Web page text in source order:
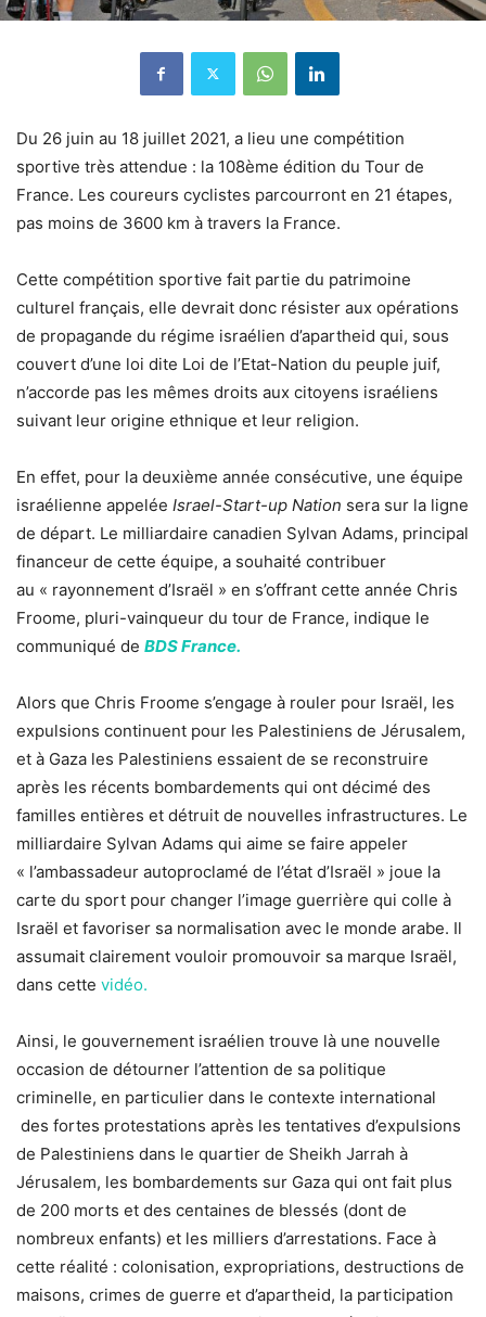
Du 26 juin au 18 juillet 2021, a lieu une compétition
sportive très attendue : la 108ème édition du Tour de
France. Les coureurs cyclistes parcourront en 21 étapes,
pas moins de 3600 km à travers la France.
Cette compétition sportive fait partie du patrimoine
culturel français, elle devrait donc résister aux opérations
de propagande du régime israélien d’apartheid qui, sous
couvert d’une loi dite Loi de l’Etat-Nation du peuple juif,
n’accorde pas les mêmes droits aux citoyens israéliens
suivant leur origine ethnique et leur religion.
En effet, pour la deuxième année consécutive, une équipe
israélienne appelée Israel-Start-up Nation sera sur la ligne
de départ. Le milliardaire canadien Sylvan Adams, principal
financeur de cette équipe, a souhaité contribuer
au « rayonnement d’Israël » en s’offrant cette année Chris
Froome, pluri-vainqueur du tour de France, indique le
communiqué de BDS France.
Alors que Chris Froome s’engage à rouler pour Israël, les
expulsions continuent pour les Palestiniens de Jérusalem,
et à Gaza les Palestiniens essaient de se reconstruire
après les récents bombardements qui ont décimé des
familles entières et détruit de nouvelles infrastructures. Le
milliardaire Sylvan Adams qui aime se faire appeler
« l’ambassadeur autoproclamé de l’état d’Israël » joue la
carte du sport pour changer l’image guerrière qui colle à
Israël et favoriser sa normalisation avec le monde arabe. Il
assumait clairement vouloir promouvoir sa marque Israël,
dans cette vidéo.
Ainsi, le gouvernement israélien trouve là une nouvelle
occasion de détourner l’attention de sa politique
criminelle, en particulier dans le contexte international
des fortes protestations après les tentatives d’expulsions
de Palestiniens dans le quartier de Sheikh Jarrah à
Jérusalem, les bombardements sur Gaza qui ont fait plus
de 200 morts et des centaines de blessés (dont de
nombreux enfants) et les milliers d’arrestations. Face à
cette réalité : colonisation, expropriations, destructions de
maisons, crimes de guerre et d’apartheid, la participation